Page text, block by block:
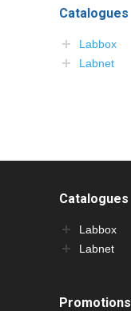
Catalogues
Labbox
Labnet
Catalogues
Labbox
Labnet
Promotions